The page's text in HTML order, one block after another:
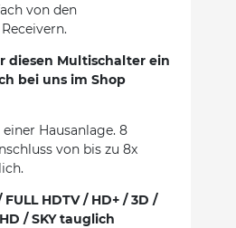
von den
diesen Multischalter ein
bei uns im Shop
Hausanlage. 8
von bis zu 8x
FULL HDTV / HD+ / 3D /
/ SKY tauglich